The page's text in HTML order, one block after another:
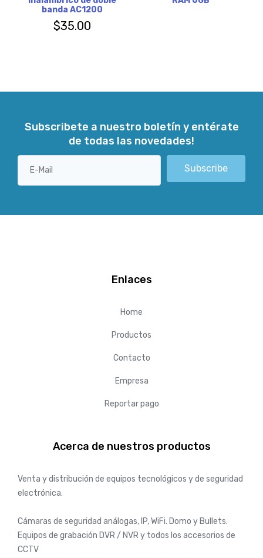
banda AC1200
$35.00
Subscribete a nuestro boletín y entérate
de todas las novedades!
Subscribe
Enlaces
Home
Productos
Contacto
Empresa
Reportar pago
Acerca de nuestros productos
Venta y distribución de equipos tecnológicos y de seguridad
electrónica.
Cámaras de seguridad análogas, IP, WiFi. Domo y Bullets.
Equipos de grabación DVR / NVR y todos los accesorios de
CCTV